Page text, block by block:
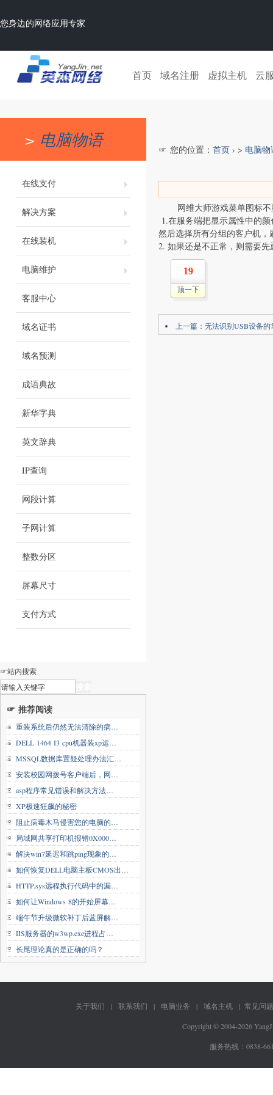
您身边的网络应用专家
首页 域名注册 虚拟主机 云
> 电脑物语
在线支付
解决方案
在线装机
电脑维护
客服中心
域名证书
域名预测
成语典故
新华字典
英文辞典
IP查询
网段计算
子网计算
整数分区
屏幕尺寸
支付方式
☞站内搜索
☞ 推荐阅读
重装系统后仍然无法清除的病…
DELL 1464 I3 cpu机器装xp运…
MSSQL数据库置疑处理办法汇…
安装校园网拨号客户端后，网…
asp程序常见错误和解决方法…
XP极速狂飙的秘密
阻止病毒木马侵害您的电脑的…
局域网共享打印机报错0X000…
解决win7延迟和跳ping现象的…
如何恢复DELL电脑主板CMOS出…
HTTP.sys远程执行代码中的漏…
如何让Windows 8的开始屏幕…
端午节升级微软补丁后蓝屏解…
IIS服务器的w3wp.exe进程占…
长尾理论真的是正确的吗？
☞ 您的位置： 首页 › > 电脑物
网维大师游戏菜单图标
1.在服务端把显示属性中的
然后选择所有分组的客户机
2. 如果还是不正常，则需要
19
顶一下
上一篇： 无法识别USB设备
关于我们 | 联系我们 | 电脑业务 | 域名主机 | 常见问题
Copyright © 2004-2026
服务热线： 0838-